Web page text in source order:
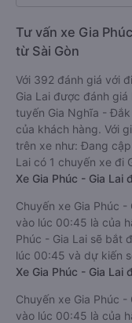
Tư vấn xe Gia
từ Sài Gòn
Với 392 đánh giá với
Gia Lai được đánh
tuyến Gia Nghĩa -
của khách hàng. Với
trên xe như: Đang
Lai có 1 chuyến xe đi
Xe Gia Phúc - Gia Lai
Chuyến xe Gia Phúc
vào lúc 00:45 là của
Phúc - Gia Lai sẽ bắt
lúc 00:45 và dự kiến
Xe Gia Phúc - Gia Lai
Chuyến xe Gia Phúc
vào lúc 00:45 là của